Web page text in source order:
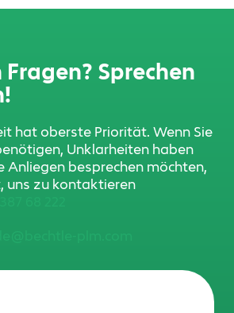
Sprechen
hat oberste Priorität. Wenn Sie
Unklarheiten haben
Anliegen besprechen möchten,
uns zu kontaktieren